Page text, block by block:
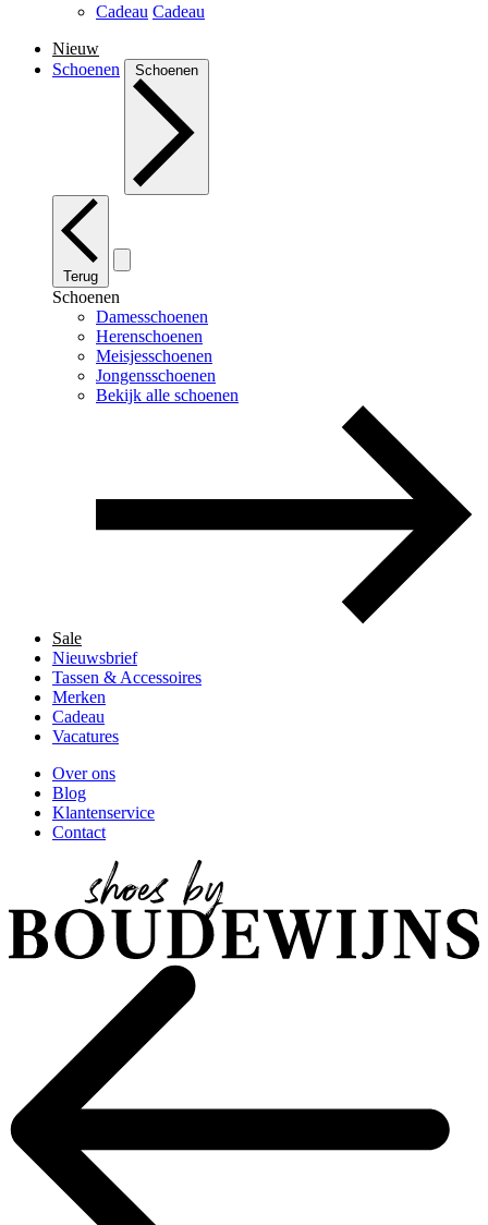
Cadeau Cadeau
Nieuw
Schoenen
Schoenen
Terug
Schoenen
Damesschoenen
Herenschoenen
Meisjesschoenen
Jongensschoenen
Bekijk alle schoenen
Sale
Nieuwsbrief
Tassen & Accessoires
Merken
Cadeau
Vacatures
Over ons
Blog
Klantenservice
Contact